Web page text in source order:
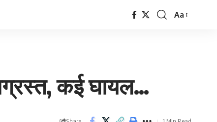
Font
Aa
कई घायल…